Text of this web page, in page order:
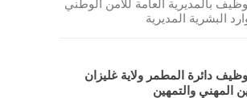
بالمديرية العامة للأمن الوطني
البشرية المديرية
دائرة المطمر ولاية غليزان
المهني والتمهين